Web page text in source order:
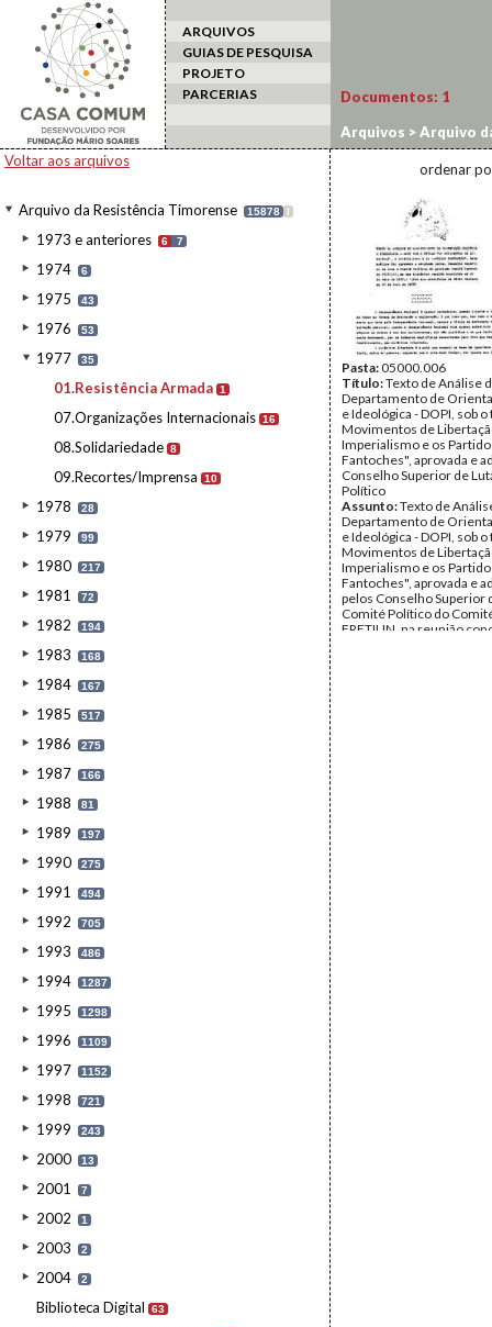
ARQUIVOS
GUIAS DE PESQUISA
PROJETO
PARCERIAS
Voltar aos arquivos
Arquivo da Resistência Timorense 15878 I
1973 e anteriores 6 7
1974 6
1975 43
1976 53
1977 35
01.Resistência Armada 1
07.Organizações Internacionais 16
08.Solidariedade 8
09.Recortes/Imprensa 10
1978 28
1979 99
1980 217
1981 72
1982 194
1983 168
1984 167
1985 517
1986 275
1987 166
1988 81
1989 197
1990 275
1991 494
1992 705
1993 486
1994 1287
1995 1298
1996 1109
1997 1152
1998 721
1999 243
2000 13
2001 7
2002 1
2003 2
2004 2
Biblioteca Digital 63
Documentos: 1
Arquivos >Arquivo
ordenar
Pasta:05000.006
Título:Texto de Análise
Departamento de
e Ideológica - DOPI, sob
Movimentos de
Imperialismo e os
Fantoches", aprovada e
Conselho Superior de
Político
Assunto:Texto de
Departamento de
e Ideológica - DOPI, sob
Movimentos de
Imperialismo e os
Fantoches", aprovada e
pelos Conselho Superior
Comité Político do
FRETILIN, na reunião